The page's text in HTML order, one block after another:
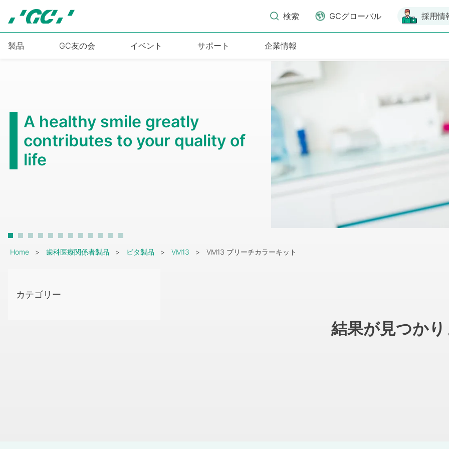
検索 GCグローバル 採用情
製品 GC友の会 イベント サポート 企業情報
A healthy smile greatly
contributes to your quality of
life
Breadcrumb
Home 歯科医療関係者製品 ビタ製品 VM13 VM13 ブリーチカラーキット
カテゴリー
結果が見つか